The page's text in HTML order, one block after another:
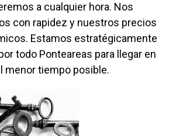
a cualquier hora. Nos
con rapidez y nuestros precios
Estamos estratégicamente
todo Ponteareas para llegar en
menor tiempo posible.